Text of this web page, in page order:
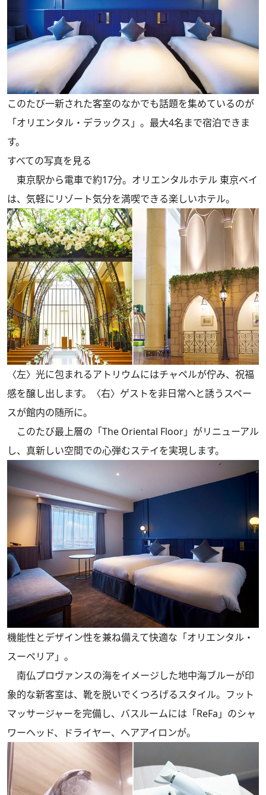
このたび一新された客室のなかでも話題を集めているのが
「オリエンタル・デラックス」。最大4名まで宿泊できま
す。
すべての写真を見る
東京駅から電車で約17分。オリエンタルホテル 東京ベイ
は、気軽にリゾート気分を満喫できる楽しいホテル。
〈左〉光に包まれるアトリウムにはチャペルが佇み、祝福
感を醸し出します。〈右〉ゲストを非日常へと誘うスペー
スが館内の随所に。
このたび最上層の「The Oriental Floor」がリニューアル
し、真新しい空間での心弾むステイを実現します。
機能性とデザイン性を兼ね備えて快適な「オリエンタル・
スーペリア」。
南仏プロヴァンスの海をイメージした地中海ブルーが印
象的な新客室は、靴を脱いでくつろげるスタイル。フット
マッサージャーを完備し、バスルームには「ReFa」のシャ
ワーヘッド、ドライヤー、ヘアアイロンが。